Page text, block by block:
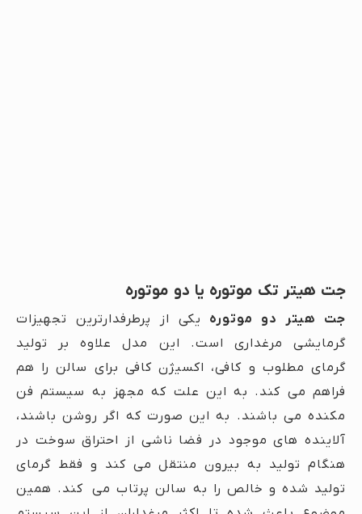
جت هیتر تک موتوره یا دو موتوره
جت هیتر دو موتوره یکی از پرطرفدارترین تجهیزات
گرمایشی مرغداری است. این مدل علاوه بر تولید
گرمای مطلوب و کافی، اکسیژن کافی برای سالن را هم
فراهم می کند. به این علت که مجهز به سیستم فن
مکنده می باشند. به این صورت که اگر روشن باشند،
آلاینده های موجود در فضا ناشی از احتراق سوخت در
هنگام تولید به بیرون منتقل می کند و فقط گرمای
تولید شده و خالص را به سالن پرتاب می کند. همین